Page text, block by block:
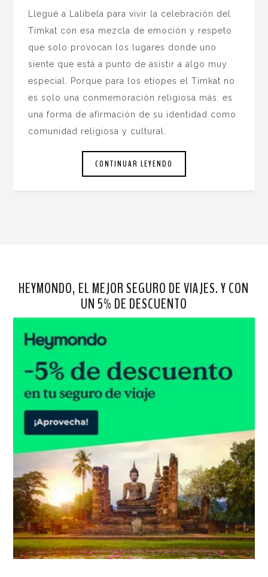
Llegué a Lalibela para vivir la celebración del
Timkat con esa mezcla de emoción y respeto
que solo provocan los lugares donde uno
siente que está a punto de asistir a algo muy
especial. Porque para los etíopes el Timkat no
es solo una conmemoración religiosa más: es
una forma de afirmación de su identidad como
comunidad religiosa y cultural.
CONTINUAR LEYENDO
HEYMONDO, EL MEJOR SEGURO DE VIAJES. Y CON
UN 5% DE DESCUENTO